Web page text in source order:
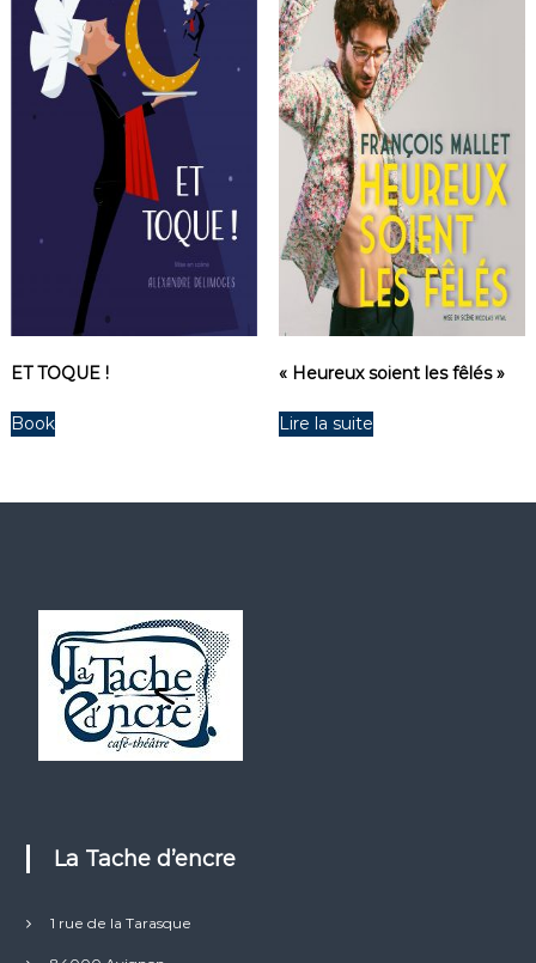
ET TOQUE !
Book
« Heureux soient les fêlés »
Lire la suite
La Tache d’encre
1 rue de la Tarasque